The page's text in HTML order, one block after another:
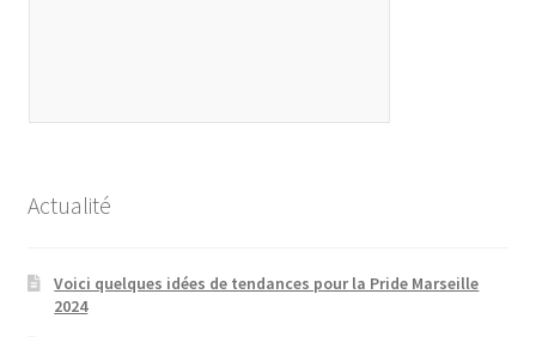
Actualité
Voici quelques idées de tendances pour la Pride Marseille
2024